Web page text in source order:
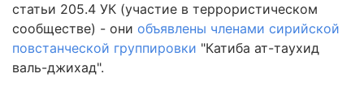
статьи 205.4 УК (участие в террористическом
сообществе) - они объявлены членами сирийской
повстанческой группировки "Катиба ат-таухид
валь-джихад".